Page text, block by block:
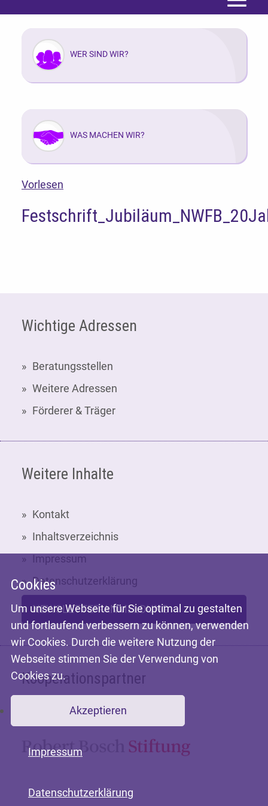
Menü
WER SIND WIR?
WAS MACHEN WIR?
Vorlesen
Wichtige Adressen
Beratungsstellen
Weitere Adressen
Förderer & Träger
Weitere Inhalte
Kontakt
Inhaltsverzeichnis
Impressum
Datenschutzerklärung
NEWSLETTER-ANMELDUNG
Kooperationspartner
Mit freundlicher Unterstützung der
Cookies
Um unsere Webseite für Sie optimal zu gestalten
und fortlaufend verbessern zu können, verwenden
wir Cookies. Durch die weitere Nutzung der
Webseite stimmen Sie der Verwendung von
Cookies zu.
Akzeptieren
Impressum
Datenschutzerklärung